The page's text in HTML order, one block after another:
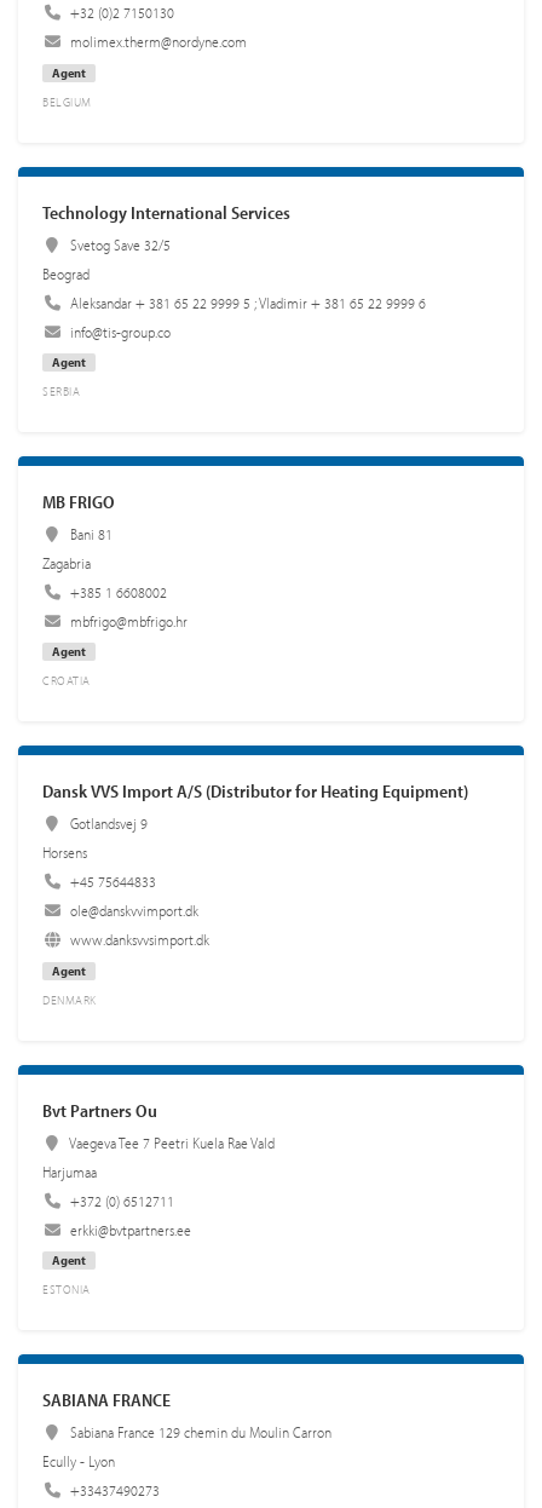
+32 (0)2 7150130
molimex.therm@nordyne.com
Agent
BELGIUM
Technology International Services
Svetog Save 32/5
Beograd
Aleksandar + 381 65 22 9999 5 ; Vladimir + 381 65 22 9999 6
info@tis-group.co
Agent
SERBIA
MB FRIGO
Bani 81
Zagabria
+385 1 6608002
mbfrigo@mbfrigo.hr
Agent
CROATIA
Dansk VVS Import A/S (Distributor for Heating Equipment)
Gotlandsvej 9
Horsens
+45 75644833
ole@danskvvimport.dk
www.danksvvsimport.dk
Agent
DENMARK
Bvt Partners Ou
Vaegeva Tee 7 Peetri Kuela Rae Vald
Harjumaa
+372 (0) 6512711
erkki@bvtpartners.ee
Agent
ESTONIA
SABIANA FRANCE
Sabiana France 129 chemin du Moulin Carron
Ecully - Lyon
+33437490273